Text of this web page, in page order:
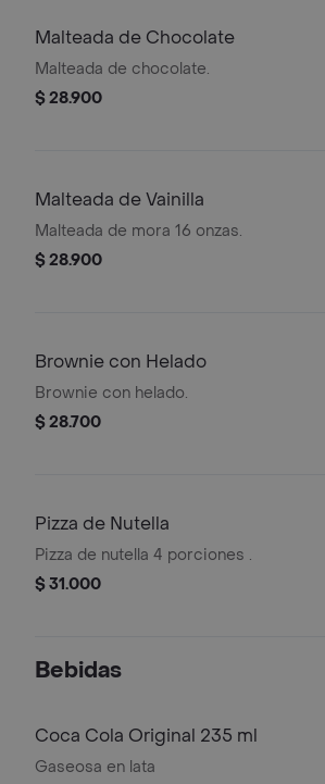
Malteada de Chocolate
Malteada de chocolate.
$ 28.900
Malteada de Vainilla
Malteada de mora 16 onzas.
$ 28.900
Brownie con Helado
Brownie con helado.
$ 28.700
Pizza de Nutella
Pizza de nutella 4 porciones .
$ 31.000
Bebidas
Coca Cola Original 235 ml
Gaseosa en lata